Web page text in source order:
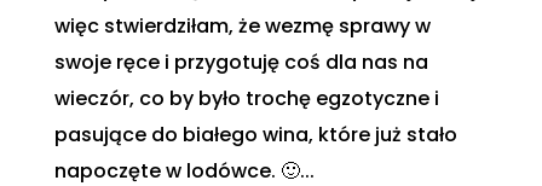
więc stwierdziłam, że wezmę sprawy w
swoje ręce i przygotuję coś dla nas na
wieczór, co by było trochę egzotyczne i
pasujące do białego wina, które już stało
napoczęte w lodówce. 🙂...